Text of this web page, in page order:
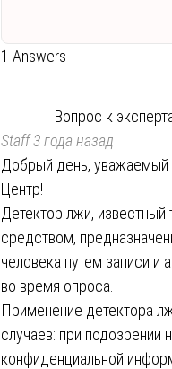
1 Answers
Вопрос к
Staff3 года назад
Добрый день, уважаемый
Центр!
Детектор лжи, известный
средством,
человека путем записи и
во время опроса.
Применение детектора
случаев: при подозрении
конфиденциальной